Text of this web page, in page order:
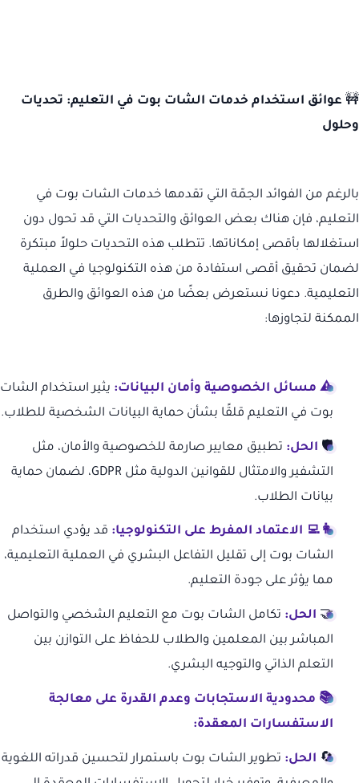
🚧 عوائق استخدام خدمات الشات بوت في التعليم: تحديات
وحلول
بالرغم من الفوائد الجمّة التي تقدمها خدمات الشات بوت في
التعليم، فإن هناك بعض العوائق والتحديات التي قد تحول دون
استغلالها بأقصى إمكاناتها. تتطلب هذه التحديات حلولاً مبتكرة
لضمان تحقيق أقصى استفادة من هذه التكنولوجيا في العملية
التعليمية. دعونا نستعرض بعضًا من هذه العوائق والطرق
الممكنة لتجاوزها:
⚠️ مسائل الخصوصية وأمان البيانات: يثير استخدام الشات
بوت في التعليم قلقًا بشأن حماية البيانات الشخصية للطلاب.
🛡 الحل: تطبيق معايير صارمة للخصوصية والأمان، مثل
التشفير والامتثال للقوانين الدولية مثل GDPR، لضمان حماية
بيانات الطلاب.
👩‍💻 الاعتماد المفرط على التكنولوجيا: قد يؤدي استخدام
الشات بوت إلى تقليل التفاعل البشري في العملية التعليمية،
مما يؤثر على جودة التعليم.
🤝 الحل: تكامل الشات بوت مع التعليم الشخصي والتواصل
المباشر بين المعلمين والطلاب للحفاظ على التوازن بين
التعلم الذاتي والتوجيه البشري.
📚 محدودية الاستجابات وعدم القدرة على معالجة
الاستفسارات المعقدة:
🔄 الحل: تطوير الشات بوت باستمرار لتحسين قدراته اللغوية